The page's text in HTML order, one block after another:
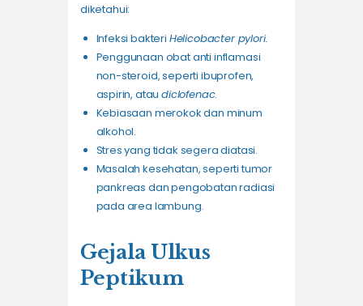
diketahui:
Infeksi bakteri Helicobacter pylori.
Penggunaan obat anti inflamasi
non-steroid, seperti ibuprofen,
aspirin, ataudiclofenac.
Kebiasaan merokok dan minum
alkohol.
Stres yang tidak segera diatasi.
Masalah kesehatan, seperti tumor
pankreas dan pengobatan radiasi
pada area lambung.
Gejala Ulkus
Peptikum